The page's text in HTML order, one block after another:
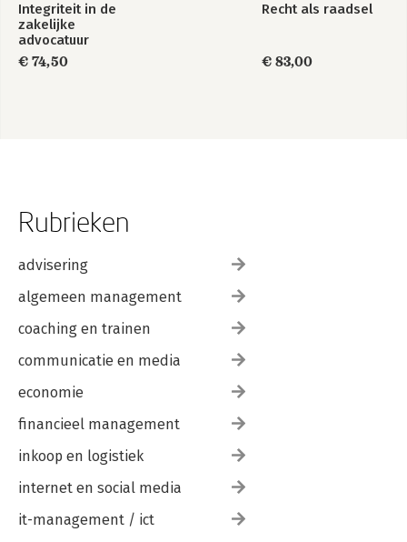
Integriteit in de
zakelijke
advocatuur
€ 74,50
Recht als raadsel
€ 83,00
Rubrieken
advisering
algemeen management
coaching en trainen
communicatie en media
economie
financieel management
inkoop en logistiek
internet en social media
it-management / ict